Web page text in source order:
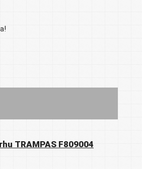
TRAMPAS F809004